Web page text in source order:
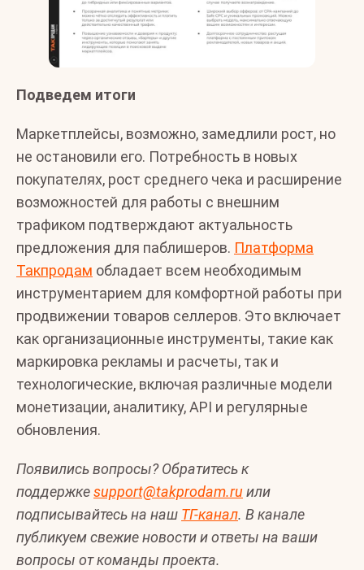
Подведем итоги
Маркетплейсы, возможно, замедлили рост, но
не остановили его. Потребность в новых
покупателях, рост среднего чека и расширение
возможностей для работы с внешним
трафиком подтверждают актуальность
предложения для паблишеров. Платформа
Такпродам обладает всем необходимым
инструментарием для комфортной работы при
продвижении товаров селлеров. Это включает
как организационные инструменты, такие как
маркировка рекламы и расчеты, так и
технологические, включая различные модели
монетизации, аналитику, API и регулярные
обновления.
Появились вопросы? Обратитесь к
поддержкеsupport@takprodam.ru или
подписывайтесь на наш ТГ-канал. В канале
публикуем свежие новости и ответы на ваши
вопросы от команды проекта.